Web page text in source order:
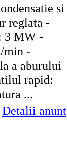
si
reglata -
3 MW -
min -
a aburului
rapid:
...
Detalii anunt